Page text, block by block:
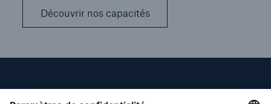
Découvrir nos capacités